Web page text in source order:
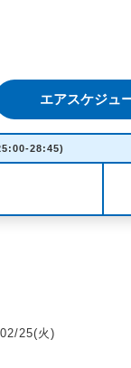
エアスケジュ
28:45)
25(火)